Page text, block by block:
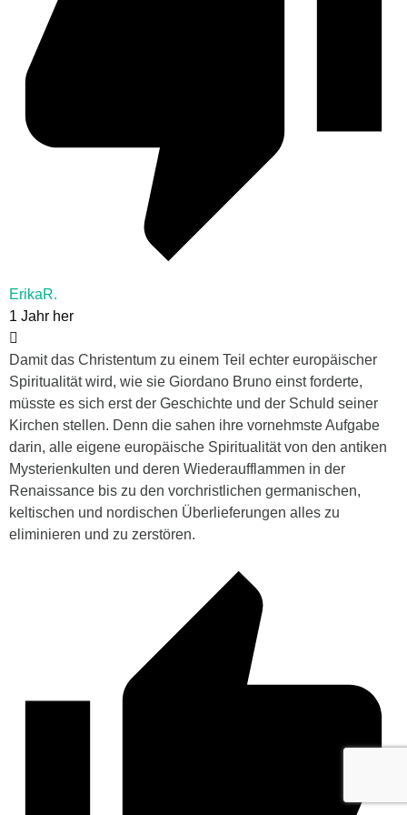
ErikaR.
1 Jahr her
Damit das Christentum zu einem Teil echter europäischer
Spiritualität wird, wie sie Giordano Bruno einst forderte,
müsste es sich erst der Geschichte und der Schuld seiner
Kirchen stellen. Denn die sahen ihre vornehmste Aufgabe
darin, alle eigene europäische Spiritualität von den antiken
Mysterienkulten und deren Wiederaufflammen in der
Renaissance bis zu den vorchristlichen germanischen,
keltischen und nordischen Überlieferungen alles zu
eliminieren und zu zerstören.